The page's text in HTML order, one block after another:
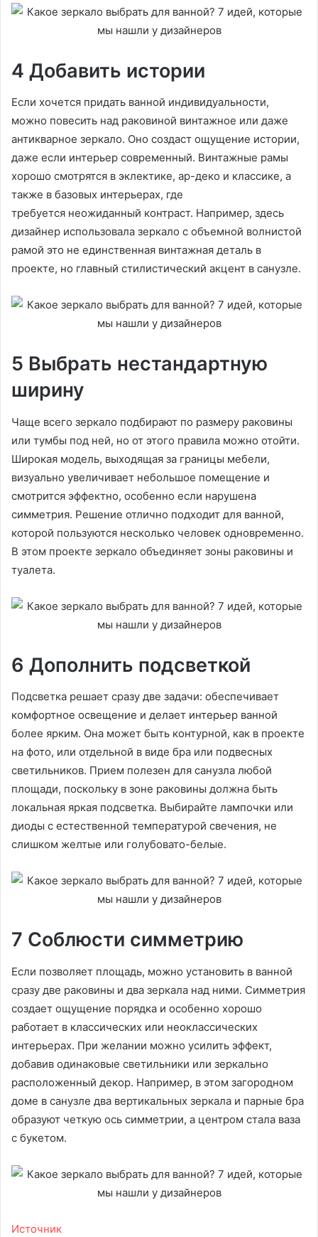
4 Добавить истории
Если хочется придать ванной индивидуальности,
можно повесить над раковиной винтажное или даже
антикварное зеркало. Оно создаст ощущение истории,
даже если интерьер современный. Винтажные рамы
хорошо смотрятся в эклектике, ар-деко и классике, а
также в базовых интерьерах, где
требуется неожиданный контраст. Например, здесь
дизайнер использовала зеркало с объемной волнистой
рамой это не единственная винтажная деталь в
проекте, но главный стилистический акцент в санузле.
5 Выбрать нестандартную
ширину
Чаще всего зеркало подбирают по размеру раковины
или тумбы под ней, но от этого правила можно отойти.
Широкая модель, выходящая за границы мебели,
визуально увеличивает небольшое помещение и
смотрится эффектно, особенно если нарушена
симметрия. Решение отлично подходит для ванной,
которой пользуются несколько человек одновременно.
В этом проекте зеркало объединяет зоны раковины и
туалета.
6 Дополнить подсветкой
Подсветка решает сразу две задачи: обеспечивает
комфортное освещение и делает интерьер ванной
более ярким. Она может быть контурной, как в проекте
на фото, или отдельной в виде бра или подвесных
светильников. Прием полезен для санузла любой
площади, поскольку в зоне раковины должна быть
локальная яркая подсветка. Выбирайте лампочки или
диоды с естественной температурой свечения, не
слишком желтые или голубовато-белые.
7 Соблюсти симметрию
Если позволяет площадь, можно установить в ванной
сразу две раковины и два зеркала над ними. Симметрия
создает ощущение порядка и особенно хорошо
работает в классических или неоклассических
интерьерах. При желании можно усилить эффект,
добавив одинаковые светильники или зеркально
расположенный декор. Например, в этом загородном
доме в санузле два вертикальных зеркала и парные бра
образуют четкую ось симметрии, а центром стала ваза
с букетом.
Источник